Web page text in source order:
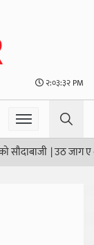
२:०३:३३ PM
|उठ जाग ए श्रमिक हो |